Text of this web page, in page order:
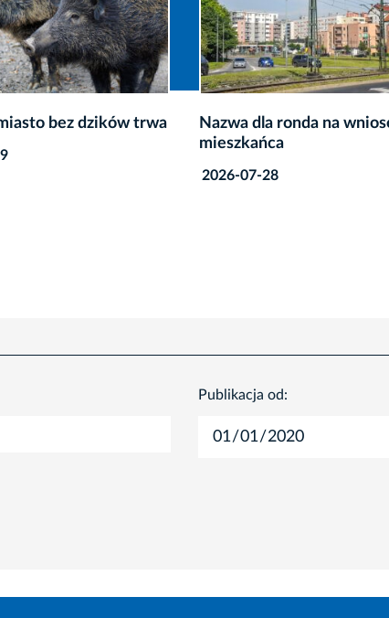
ronda na wniosek
Kraków apeluje do
seniorzy czekają na Centra
Publikacja od: